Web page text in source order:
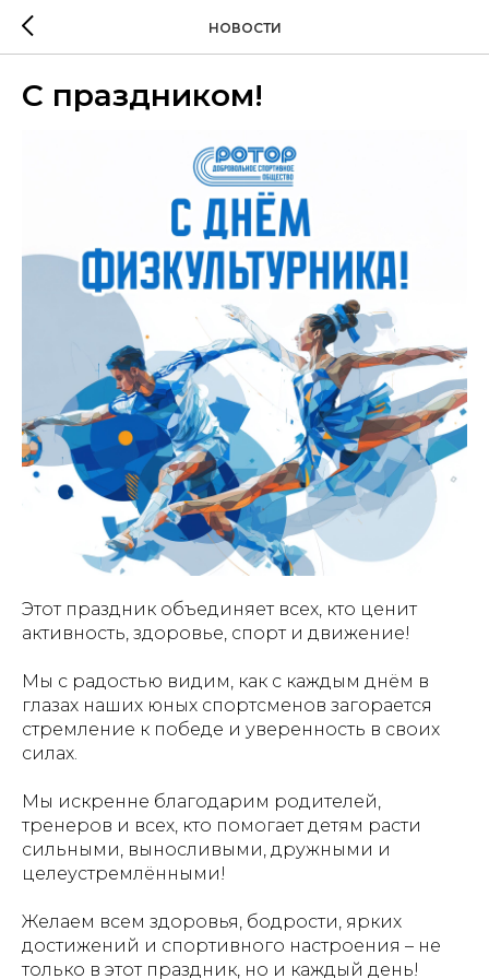
НОВОСТИ
С праздником!
Этот праздник объединяет всех, кто ценит
активность, здоровье, спорт и движение!
Мы с радостью видим, как с каждым днём в
глазах наших юных спортсменов загорается
стремление к победе и уверенность в своих
силах.
Мы искренне благодарим родителей,
тренеров и всех, кто помогает детям расти
сильными, выносливыми, дружными и
целеустремлёнными!
Желаем всем здоровья, бодрости, ярких
достижений и спортивного настроения – не
только в этот праздник, но и каждый день!